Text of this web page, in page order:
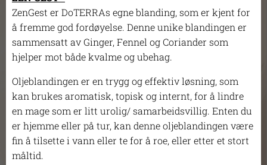
ZenGest er DoTERRAs egne blanding, som er kjent for
å fremme god fordøyelse. Denne unike blandingen er
sammensatt av Ginger, Fennel og Coriander som
hjelper mot både kvalme og ubehag.
Oljeblandingen er en trygg og effektiv løsning, som
kan brukes aromatisk, topisk og internt, for å lindre
en mage som er litt urolig/ samarbeidsvillig. Enten du
er hjemme eller på tur, kan denne oljeblandingen være
fin å tilsette i vann eller te for å roe, eller etter et stort
måltid.